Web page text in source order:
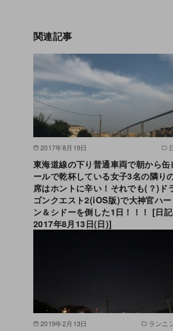
関連記事
2017年8月19日
東海道線の下り普通車両で朝から缶
ールで乾杯している女子3名の隣り
席はホントに辛い！それでも(？)ド
ゴンクエスト2(iOS版)で大神官ハ
ン＆シドーを倒した1日！！！ [日記
2017年8月13日(日)]
2019年2月13日 ランニ